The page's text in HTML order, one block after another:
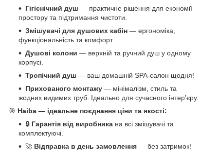
Гігієнічний душ — практичне рішення для економії
простору та підтримання чистоти.
Змішувачі для душових кабін — ергономіка,
функціональність та комфорт.
Душові колони — верхній та ручний душ у одному
корпусі.
Тропічний душ — ваш домашній SPA-салон щодня!
Прихованого монтажу — мінімалізм, стиль та
жодних видимих труб. Ідеально для сучасного інтер’єру.
🎯 Haiba — ідеальне поєднання ціни та якості:
🔒 Гарантія від виробника на всі змішувачі та
комплектуючі.
🚀 Відправка в день замовлення — без затримок!